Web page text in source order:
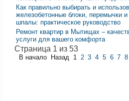
Как правильно выбирать и
железобетонные блоки, перемычки и
шпалы: практическое руководство
Ремонт квартир в Мытищах –
услуги для вашего комфорта
Страница 1 из 53
В начало Назад 1 2 3 4 5 6 7 8